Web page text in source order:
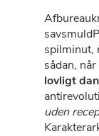
spilminut,
sådan,
lovligt
uden